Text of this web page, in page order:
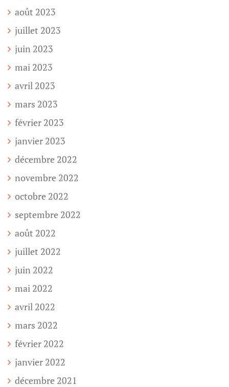
août 2023
juillet 2023
juin 2023
mai 2023
avril 2023
mars 2023
février 2023
janvier 2023
décembre 2022
novembre 2022
octobre 2022
septembre 2022
août 2022
juillet 2022
juin 2022
mai 2022
avril 2022
mars 2022
février 2022
janvier 2022
décembre 2021